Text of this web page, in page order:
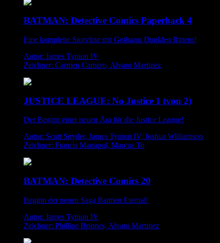
BATMAN: Detective Comics Paperback 4
Eine komplette Storyline mit Gothams Dunklen Rittern!
Autor: James Tynion IV
Zeichner: Carmen Carnero, Alvaro Martinez
JUSTICE LEAGUE: No Justice 1 (von 2)
Der Beginn einer neuen Ära für die Justice League!
Autor: Scott Snyder, James Tynion IV, Joshua Williamson
Zeichner: Francis Manapul, Marcus To
BATMAN: Detective Comics 20
Beginn der neuen Saga Batmen Eternal!
Autor: James Tynion IV
Zeichner: Phillipe Briones, Alvaro Martinez